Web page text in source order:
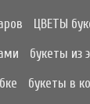
ЦВЕТЫ
букеты из
букеты в